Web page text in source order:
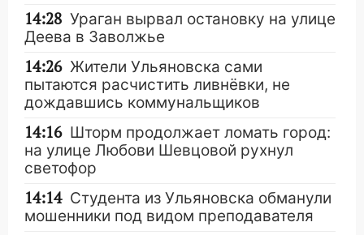
14:28 Ураган вырвал остановку на улице
Деева в Заволжье
14:26 Жители Ульяновска сами
пытаются расчистить ливнёвки, не
дождавшись коммунальщиков
14:16 Шторм продолжает ломать город:
на улице Любови Шевцовой рухнул
светофор
14:14 Студента из Ульяновска обманули
мошенники под видом преподавателя